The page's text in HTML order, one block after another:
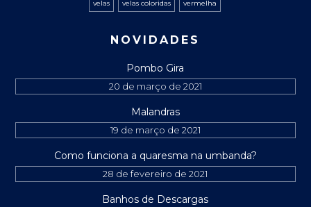
velas velas coloridas vermelha
NOVIDADES
Pombo Gira
20 de março de 2021
Malandras
19 de março de 2021
Como funciona a quaresma na umbanda?
28 de fevereiro de 2021
Banhos de Descargas